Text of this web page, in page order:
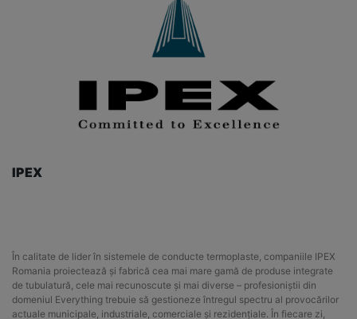
IPEX
În calitate de lider în sistemele de conducte termoplaste, companiile IPEX
Romania proiectează și fabrică cea mai mare gamă de produse integrate
de tubulatură, cele mai recunoscute și mai diverse – profesioniștii din
domeniul Everything trebuie să gestioneze întregul spectru al provocărilor
actuale municipale, industriale, comerciale și rezidențiale. În fiecare zi,